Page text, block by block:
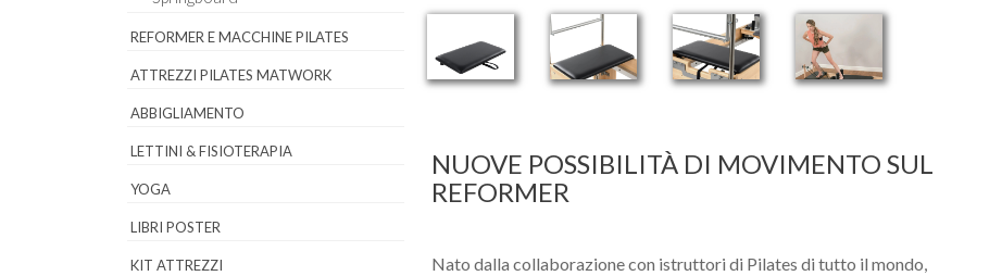
REFORMER E MACCHINE PILATES
ATTREZZI PILATES MATWORK
ABBIGLIAMENTO
LETTINI & FISIOTERAPIA
YOGA
LIBRI POSTER
KIT ATTREZZI
NUOVE POSSIBILITÀ DI MOVIMENTO SUL
REFORMER
Nato dalla collaborazione con istruttori di Pilates di tutto il mondo,